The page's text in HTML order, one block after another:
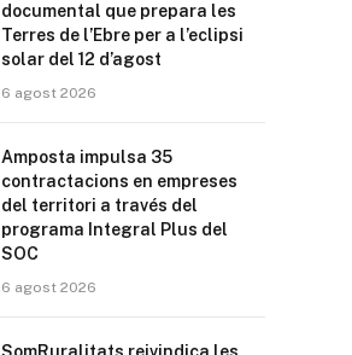
documental que prepara les
Terres de l’Ebre per a l’eclipsi
solar del 12 d’agost
6 agost 2026
Amposta impulsa 35
contractacions en empreses
del territori a través del
programa Integral Plus del
SOC
6 agost 2026